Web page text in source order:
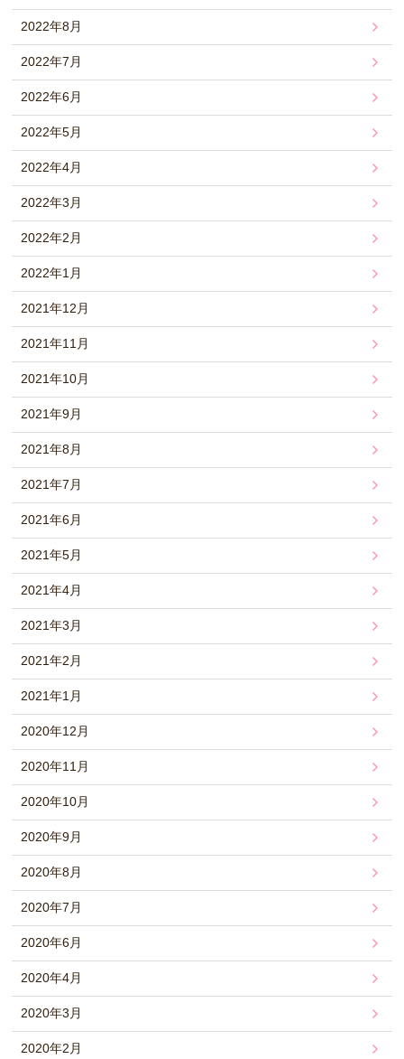
2022年8月
2022年7月
2022年6月
2022年5月
2022年4月
2022年3月
2022年2月
2022年1月
2021年12月
2021年11月
2021年10月
2021年9月
2021年8月
2021年7月
2021年6月
2021年5月
2021年4月
2021年3月
2021年2月
2021年1月
2020年12月
2020年11月
2020年10月
2020年9月
2020年8月
2020年7月
2020年6月
2020年4月
2020年3月
2020年2月